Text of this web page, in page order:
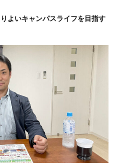
よいキャンパスライフを目指す